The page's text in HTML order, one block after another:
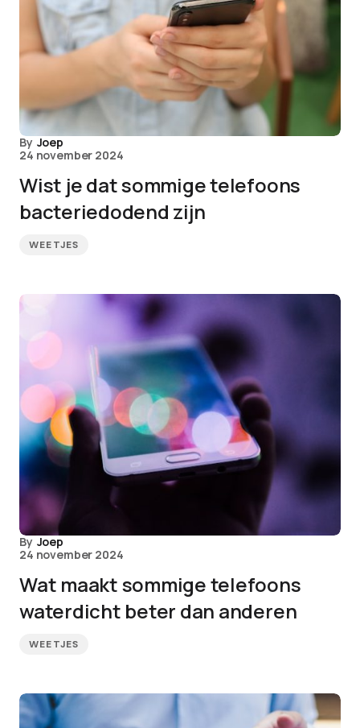
By Joep
24 november 2024
Wist je dat sommige telefoons
bacteriedodend zijn
WEETJES
By Joep
24 november 2024
Wat maakt sommige telefoons
waterdicht beter dan anderen
WEETJES